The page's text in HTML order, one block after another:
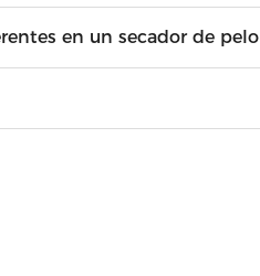
en un secador de pelo